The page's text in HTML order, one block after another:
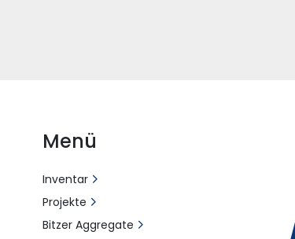
Menü
Inventar
Projekte
Bitzer Aggregate